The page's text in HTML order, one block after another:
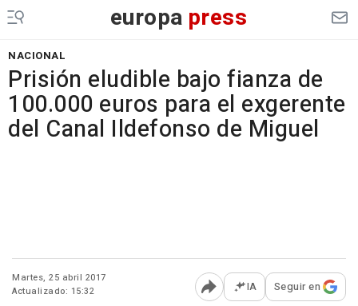
europa press
NACIONAL
Prisión eludible bajo fianza de
100.000 euros para el exgerente
del Canal Ildefonso de Miguel
Martes, 25 abril 2017
Actualizado: 15:32
Abrir opciones para
IA Seguir en